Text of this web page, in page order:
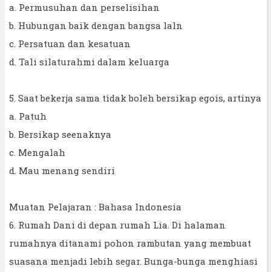
a. Permusuhan dan perselisihan
b. Hubungan baik dengan bangsa laln
c. Persatuan dan kesatuan
d. Tali silaturahmi dalam keluarga
5. Saat bekerja sama tidak boleh bersikap egois, artinya
a. Patuh
b. Bersikap seenaknya
c. Mengalah
d. Mau menang sendiri
Muatan Pelajaran : Bahasa Indonesia
6. Rumah Dani di depan rumah Lia. Di halaman
rumahnya ditanami pohon rambutan yang membuat
suasana menjadi lebih segar. Bunga-bunga menghiasi